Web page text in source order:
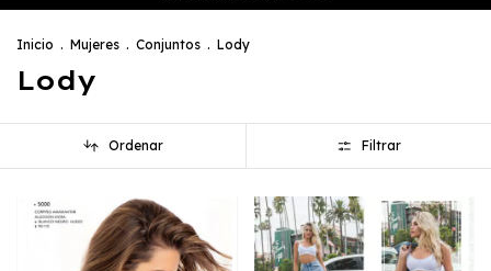
Inicio . Mujeres . Conjuntos . Lody
Lody
Ordenar Filtrar